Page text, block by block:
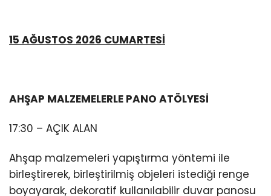
15 AĞUSTOS 2026 CUMARTESİ
AHŞAP MALZEMELERLE PANO ATÖLYESİ
17:30 – AÇIK ALAN
Ahşap malzemeleri yapıştırma yöntemi ile
birleştirerek, birleştirilmiş objeleri istediği renge
boyayarak, dekoratif kullanılabilir duvar panosu